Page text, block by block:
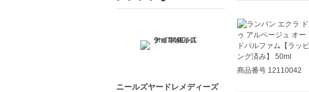
商品番号 12110042
ニールズヤードレメディーズ